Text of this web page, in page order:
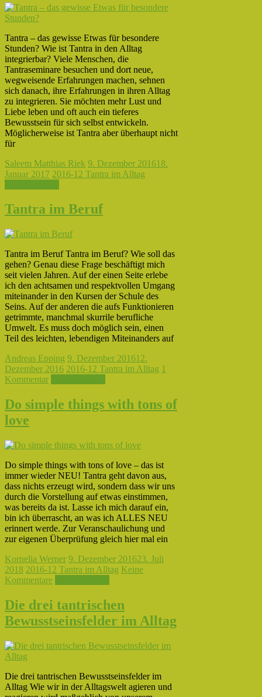
Tantra – das gewisse Etwas für besondere
Stunden? Wie ist Tantra in den Alltag
integrierbar? Viele Menschen, die
Tantraseminare besuchen und dort neue,
wegweisende Erfahrungen machen, sehnen
sich danach, ihre Erfahrungen in ihren Alltag
zu integrieren. Sie möchten mehr Lust und
Liebe leben und oft auch ein tieferes
Bewusstsein für sich selbst entwickeln.
Möglicherweise ist Tantra aber überhaupt nicht
für
Saleem Matthias Riek 9. Dezember 201618.
Januar 2017 2016-12 Tantra im Alltag
Tantra im Beruf
Tantra im Beruf Tantra im Beruf? Wie soll das
gehen? Genau diese Frage beschäftigt mich
seit vielen Jahren. Auf der einen Seite erlebe
ich den achtsamen und respektvollen Umgang
miteinander in den Kursen der Schule des
Seins. Auf der anderen die aufs Funktionieren
getrimmte, manchmal skurrile berufliche
Umwelt. Es muss doch möglich sein, einen
Teil des leichten, lebendigen Miteinanders auf
Andreas Epping 9. Dezember 201612.
Dezember 2016 2016-12 Tantra im Alltag 1
Kommentar
Do simple things with tons of
love
Do simple things with tons of love – das ist
immer wieder NEU! Tantra geht davon aus,
dass nichts erzeugt wird, sondern dass wir uns
durch die Vorstellung auf etwas einstimmen,
was bereits da ist. Lasse ich mich darauf ein,
bin ich überrascht, an was ich ALLES NEU
erinnert werde. Zur Veranschaulichung und
zur eigenen Überprüfung gleich hier mal ein
Kornelia Werner 9. Dezember 201623. Juli
2018 2016-12 Tantra im Alltag Keine
Kommentare
Die drei tantrischen
Bewusstseinsfelder im Alltag
Die drei tantrischen Bewusstseinsfelder im
Alltag Wie wir in der Alltagswelt agieren und